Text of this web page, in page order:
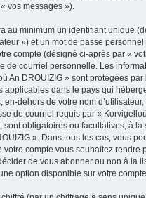
vos messages »).
au minimum un identifiant unique
») et un mot de passe
compte (désigné ci-après par «
de courriel personnelle. Les
An DROUIZIG » sont protégées par
applicables dans le pays qui
en-dehors de votre nom
de courriel requis par «
sont obligatoires ou facultatives, à la
». Dans tous les cas, vous
votre compte vous souhaitez rendre
de vous abonner ou non à la
option disponible sur votre